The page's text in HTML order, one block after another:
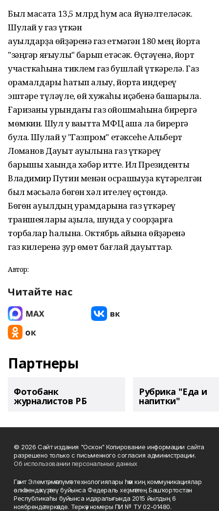
Был маҡсатҡа 13,5 млрд һум аҡса йүнәлтеләсәк.
Шулай уҡ газ үткән
ауылдарҙа өйҙәренә газ етмәгән 180 мең йортҡа
"зәңгәр яғыулыҡ" барып етәсәк. Өҫтәүенә, йорт
участкаһына тиклем газ бушлай үткәрелә. Газ
ҡорамалдары һатып алыу, йортҡа индереү
эштәре түләүле, өй хужаһы иҫәбенә башҡарыла.
Ғаризаны урындағы газ ойошмаһына бирергә
мөмкин. Шул уҡ ваҡытта МФЦ аша ла бирергә
була. Шулай уҡ "Газпром" етәксеһе Альберт
Лоҡманов Дауыт ауылына газ үткәреү
барышы хаҡында хәбәр итте. Ил Президенты
Владимир Путин менән осрашыуҙа күтәрелгән
был мәсьәлә бөгөн хәл ителеү өҫтөндә.
Бөгөн ауылдың урамдарына газ үткәреү
траншеялары ҡаҙыла, шунда уҡ соҡорҙарға
торбалар һалына. Октябрь айына өйҙәренә
газ килеренә ҙур өмөт бағлай дауыттар.
Автор:
Читайте нас
Партнеры
Фотобанк
журналистов РБ
Рубрика "Еда и
напитки"
© 2026 Сайт издания "Оскон" Копирование информации сайта
разрешено только с письменного согласия администрации.
Об использовании персональных данных
Гәзит Элемтә, мәғлүмәт технологиялары һәм киң коммуникациялар
өлкәһендә күҙәтеү буйынса Федераль хеҙмәттең Башҡортостан
Республикаһы буйынса идаралығында 2015 йылдың 6
ноябрендә теркәлде. Теркәү номеры ПИ № ТУ 02-01480.